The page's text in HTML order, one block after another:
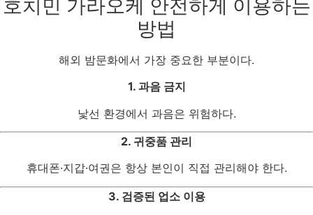
호치민 가라오케 안전하게 이용하는
방법
해외 밤문화에서 가장 중요한 부분이다.
1. 과음 금지
낯선 환경에서 과음은 위험하다.
2. 귀중품 관리
휴대폰·지갑·여권은 항상 본인이 직접 관리해야 한다.
3. 검증된 업소 이용